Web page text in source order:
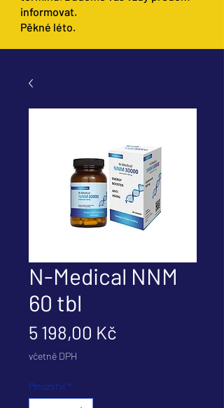
informovat.
Pěkné léto.
N-Medical NNM
60 tbl
5 198,00 Kč
včetně DPH
Množství *